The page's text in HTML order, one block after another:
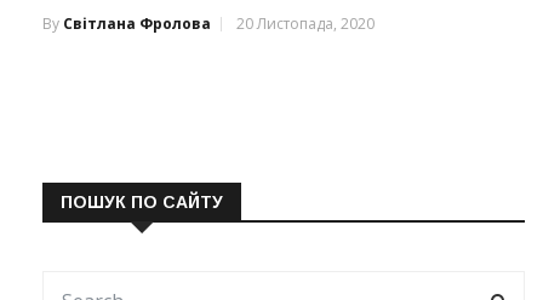
By Світлана Фролова 20 Листопада, 2020
ПОШУК ПО САЙТУ